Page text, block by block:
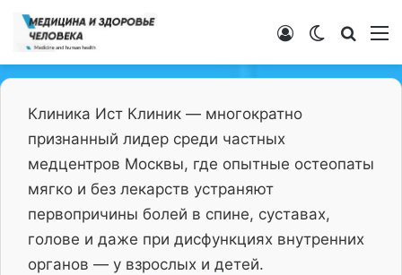
Switch skin
Войти
Клиника Ист Клиник — многократно
признанный лидер среди частных
медцентров Москвы, где опытные остеопаты
мягко и без лекарств устраняют
первопричины болей в спине, суставах,
голове и даже при дисфункциях внутренних
органов — у взрослых и детей.